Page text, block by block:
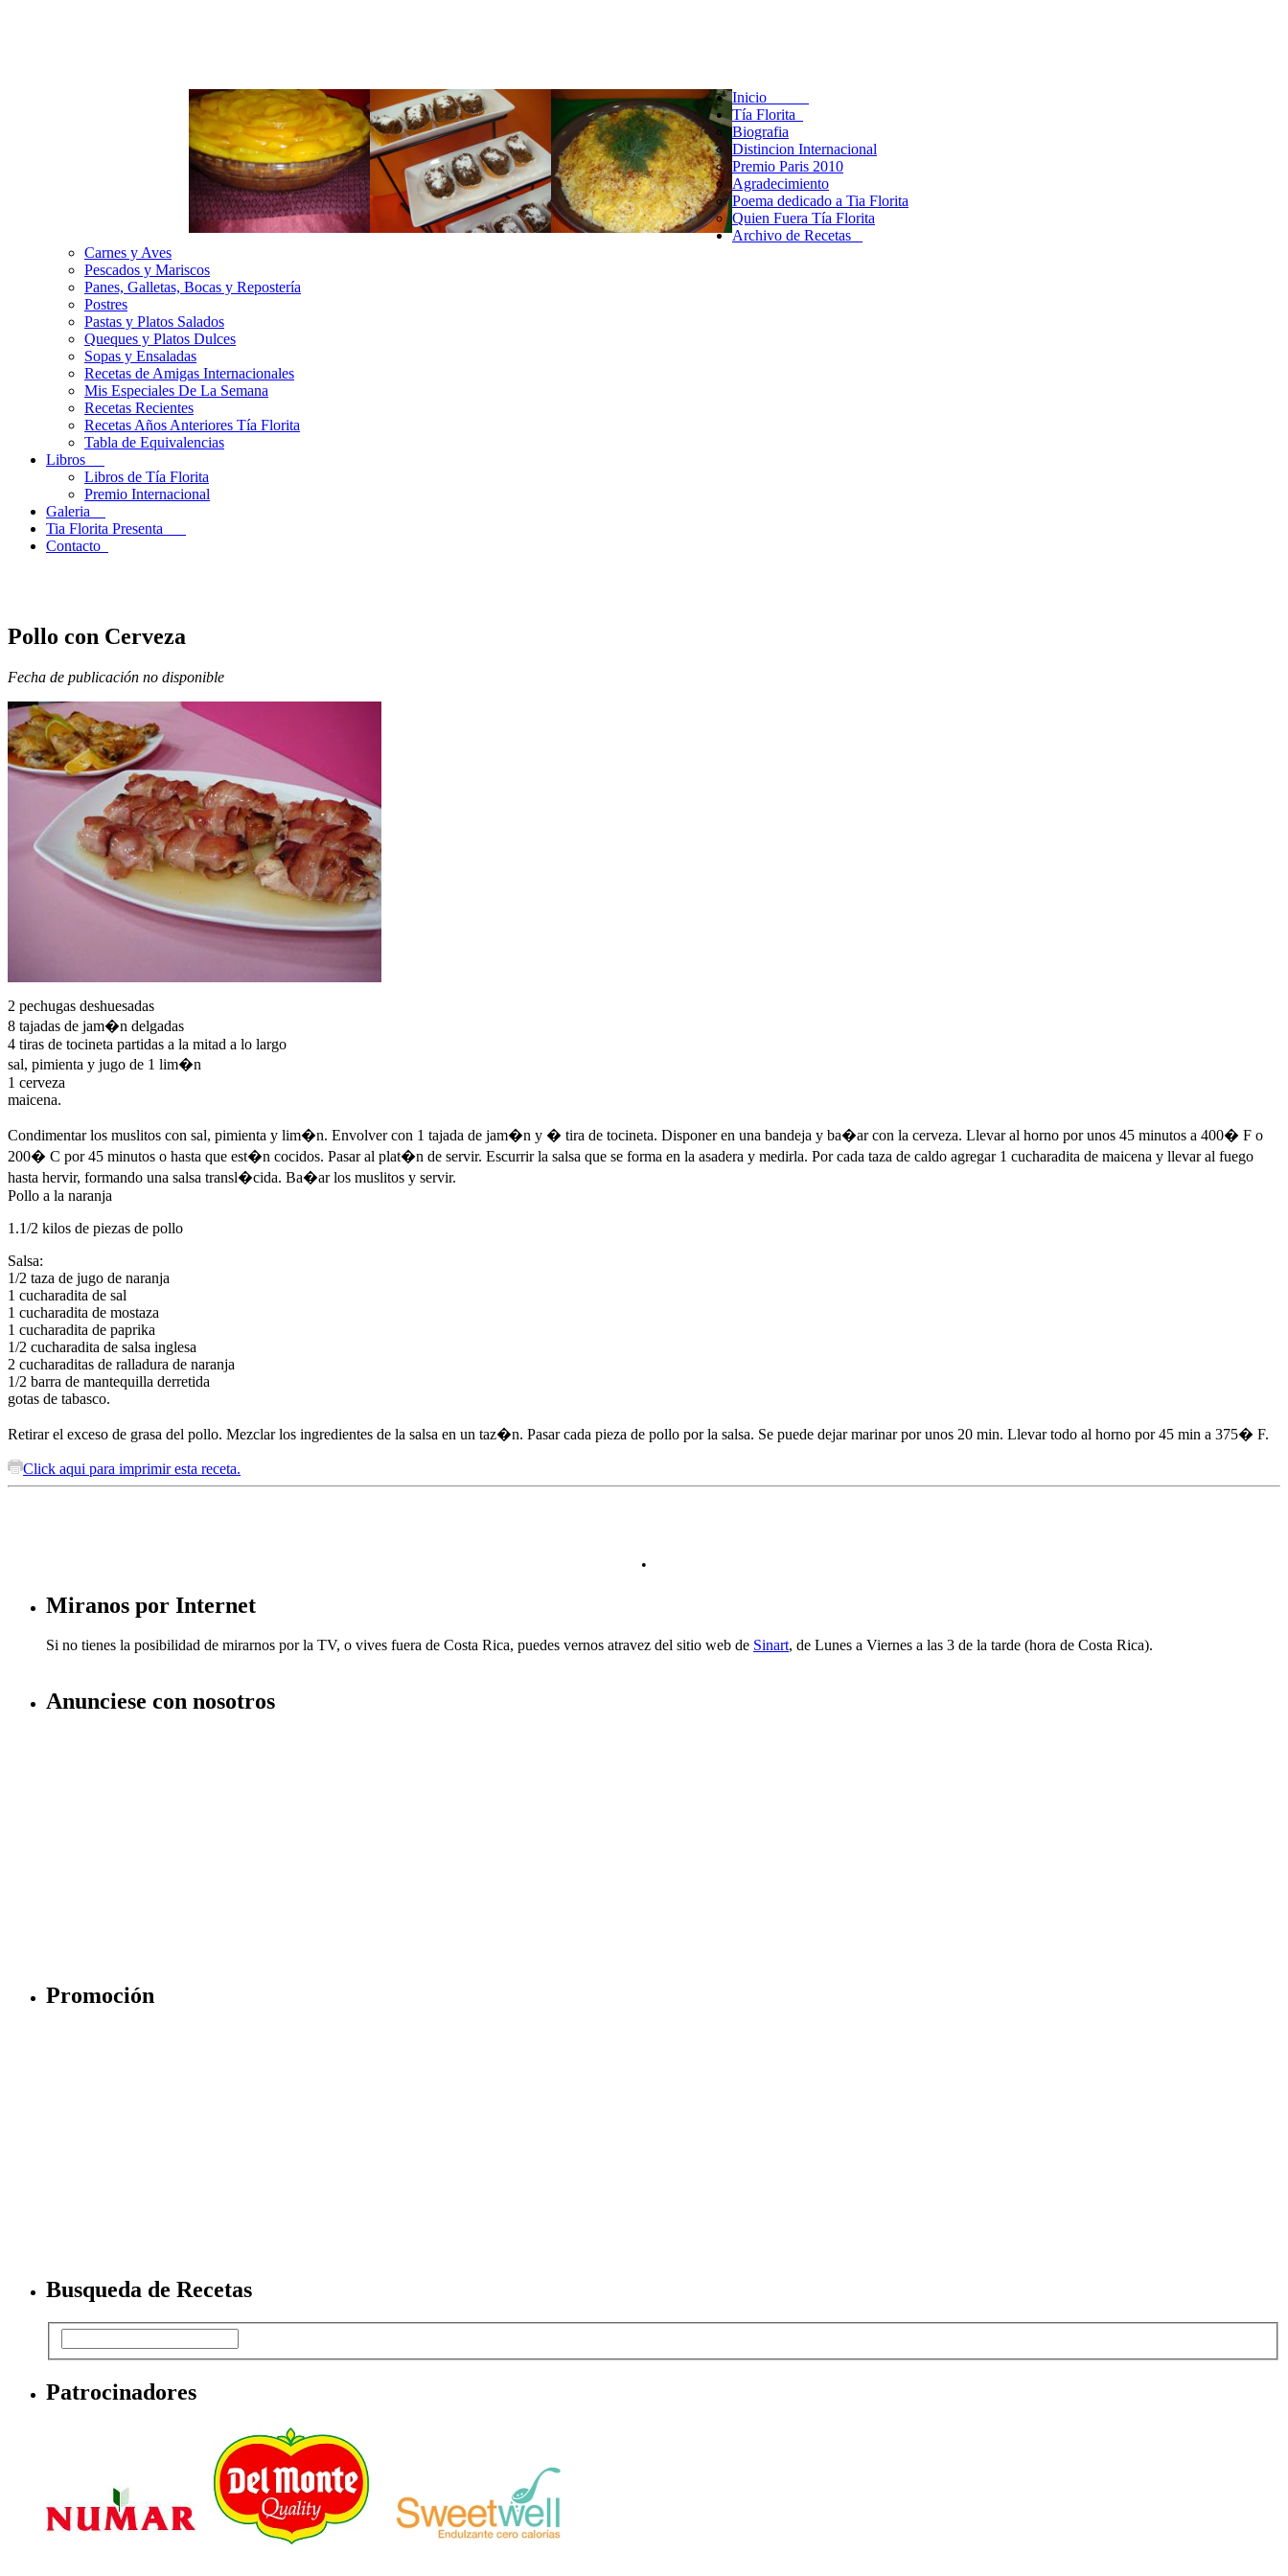
Inicio
Tía Florita
Biografia
Distincion Internacional
Premio Paris 2010
Agradecimiento
Poema dedicado a Tia Florita
Quien Fuera Tía Florita
Archivo de Recetas
Carnes y Aves
Pescados y Mariscos
Panes, Galletas, Bocas y Repostería
Postres
Pastas y Platos Salados
Queques y Platos Dulces
Sopas y Ensaladas
Recetas de Amigas Internacionales
Mis Especiales De La Semana
Recetas Recientes
Recetas Años Anteriores Tía Florita
Tabla de Equivalencias
Libros
Libros de Tía Florita
Premio Internacional
Galeria
Tia Florita Presenta
Contacto
Pollo con Cerveza
Fecha de publicación no disponible
2 pechugas deshuesadas
8 tajadas de jam�n delgadas
4 tiras de tocineta partidas a la mitad a lo largo
sal, pimienta y jugo de 1 lim�n
1 cerveza
maicena.
Condimentar los muslitos con sal, pimienta y lim�n. Envolver con 1 tajada de jam�n y � tira de tocineta. Disponer en una bandeja y ba�ar con la cerveza. Llevar al horno por unos 45 minutos a 400� F o
200� C por 45 minutos o hasta que est�n cocidos. Pasar al plat�n de servir. Escurrir la salsa que se forma en la asadera y medirla. Por cada taza de caldo agregar 1 cucharadita de maicena y llevar al fuego
hasta hervir, formando una salsa transl�cida. Ba�ar los muslitos y servir.
Pollo a la naranja
1.1/2 kilos de piezas de pollo
Salsa:
1/2 taza de jugo de naranja
1 cucharadita de sal
1 cucharadita de mostaza
1 cucharadita de paprika
1/2 cucharadita de salsa inglesa
2 cucharaditas de ralladura de naranja
1/2 barra de mantequilla derretida
gotas de tabasco.
Retirar el exceso de grasa del pollo. Mezclar los ingredientes de la salsa en un taz�n. Pasar cada pieza de pollo por la salsa. Se puede dejar marinar por unos 20 min. Llevar todo al horno por 45 min a 375� F.
Click aqui para imprimir esta receta.
•
Miranos por Internet
Si no tienes la posibilidad de mirarnos por la TV, o vives fuera de Costa Rica, puedes vernos atravez del sitio web de Sinart, de Lunes a Viernes a las 3 de la tarde (hora de Costa Rica).
Anunciese con nosotros
Promoción
Busqueda de Recetas
Patrocinadores